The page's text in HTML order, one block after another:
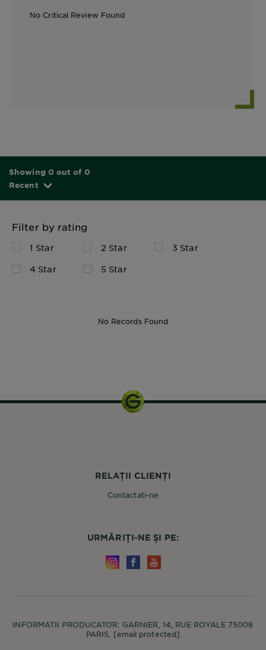
No Critical Review Found
Showing 0 out of 0
Recent
Filter by rating
1 Star 2 Star
3 Star
4 Star
5 Star
No Records Found
RELAȚII CLIENȚI
Contactati-ne
URMĂRIȚI-NE ȘI PE:
INFORMATII PRODUCATOR: GARNIER, 14, RUE ROYALE 75008
PARIS, [email protected]